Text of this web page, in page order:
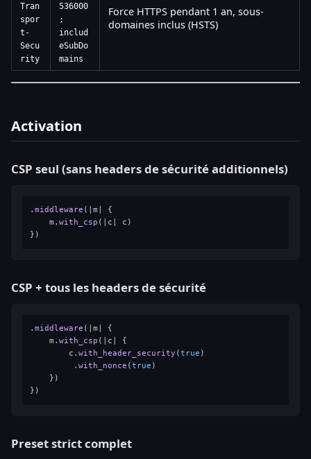
Tran
spor
t-
Secu
rity
536000
;
includ
eSubDo
mains
Force HTTPS pendant 1 an, sous-
domaines inclus (HSTS)
Activation
CSP seul (sans headers de sécurité additionnels)
.middleware (|m| {
    m.
with_csp (|c| c)
CSP + tous les headers de sécurité
.middleware (|m| {
    m.
with_csp (|c| {
        c.
with_header_security (true )
         .
with_nonce (true )
    })
Preset strict complet